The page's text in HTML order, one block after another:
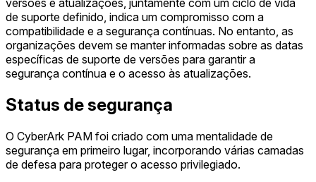
versões e atualizações, juntamente com um ciclo de vida
de suporte definido, indica um compromisso com a
compatibilidade e a segurança contínuas. No entanto, as
organizações devem se manter informadas sobre as datas
específicas de suporte de versões para garantir a
segurança contínua e o acesso às atualizações.
Status de segurança
O CyberArk PAM foi criado com uma mentalidade de
segurança em primeiro lugar, incorporando várias camadas
de defesa para proteger o acesso privilegiado.